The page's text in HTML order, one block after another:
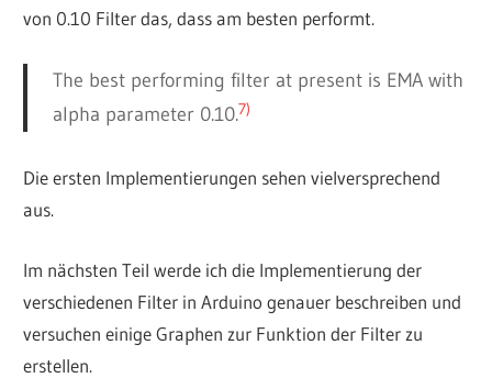
von 0.10 Filter das, dass am besten performt.
The best performing filter at present is EMA with
alpha parameter 0.10.7)
Die ersten Implementierungen sehen vielversprechend
aus.
Im nächsten Teil werde ich die Implementierung der
verschiedenen Filter in Arduino genauer beschreiben und
versuchen einige Graphen zur Funktion der Filter zu
erstellen.